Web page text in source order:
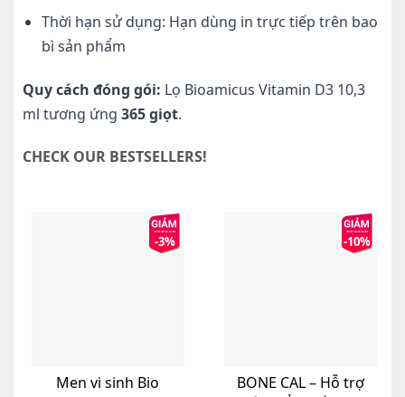
Thời hạn sử dụng: Hạn dùng in trực tiếp trên bao
bì sản phẩm
Quy cách đóng gói: Lọ Bioamicus Vitamin D3 10,3
ml tương ứng 365 giọt.
CHECK OUR BESTSELLERS!
-3%
Men vi sinh Bio
-10%
BONE CAL – Hỗ trợ